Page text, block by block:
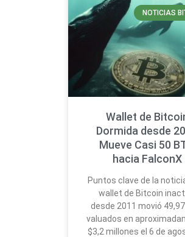
NOTICIAS
Wallet de
Dormida desde
Mueve Casi 50
hacia FalconX
Puntos clave de la
wallet de Bitcoin
desde 2011 movió
valuados en
$3,2 millones el 6 de